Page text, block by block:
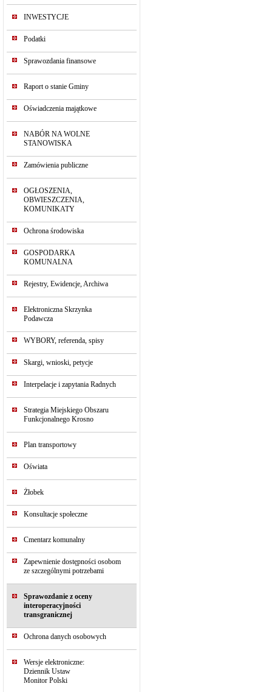
INWESTYCJE
Podatki
Sprawozdania finansowe
Raport o stanie Gminy
Oświadczenia majątkowe
NABÓR NA WOLNE
STANOWISKA
Zamówienia publiczne
OGŁOSZENIA,
OBWIESZCZENIA,
KOMUNIKATY
Ochrona środowiska
GOSPODARKA
KOMUNALNA
Rejestry, Ewidencje, Archiwa
Elektroniczna Skrzynka
Podawcza
WYBORY, referenda, spisy
Skargi, wnioski, petycje
Interpelacje i zapytania Radnych
Strategia Miejskiego Obszaru
Funkcjonalnego Krosno
Plan transportowy
Oświata
Żłobek
Konsultacje społeczne
Cmentarz komunalny
Zapewnienie dostępności osobom
ze szczególnymi potrzebami
Sprawozdanie z oceny
interoperacyjności
transgranicznej
Ochrona danych osobowych
Wersje elektroniczne:
Dziennik Ustaw
Monitor Polski